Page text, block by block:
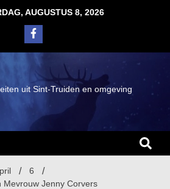
AUGUSTUS 8, 2026
uit Sint-Truiden en omgeving
6
Mevrouw Jenny Corvers